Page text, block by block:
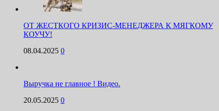
ОТ ЖЕСТКОГО КРИЗИС-МЕНЕДЖЕРА К МЯГКОМУ
КОУЧУ!
08.04.2025 0
Выручка не главное ! Видео.
20.05.2025 0